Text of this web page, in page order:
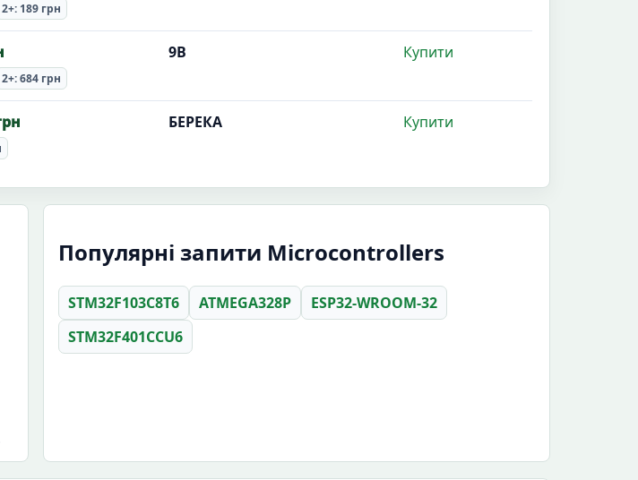
2+: 189 грн
2+: 684 грн
9В Купити
БЕРЕКА Купити
Популярні запити Microcontrollers
STM32F103C8T6 ATMEGA328P
ESP32-WROOM-32
STM32F401CCU6